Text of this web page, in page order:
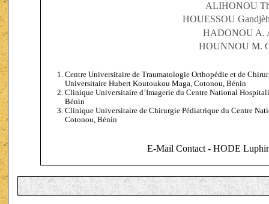
ALIHONOU
HOUESSOU
HADONOU A.
HOUNNOU M.
Centre Universitaire de Traumatologie Orthopédie et de
Universitaire Hubert Koutoukou Maga, Cotonou, Bénin
Clinique Universitaire d’Imagerie du Centre National
Bénin
Clinique Universitaire de Chirurgie Pédiatrique du Centre
Cotonou, Bénin
E-Mail Contact - HODE